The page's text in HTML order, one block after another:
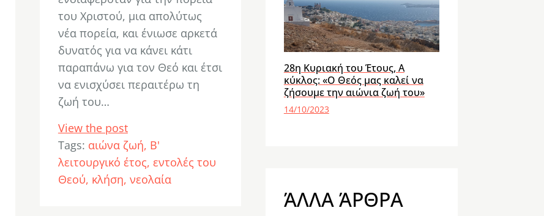
του Χριστού, μια απολύτως
νέα πορεία, και ένιωσε αρκετά
δυνατός για να κάνει κάτι
παραπάνω για τον Θεό και έτσι
να ενισχύσει περαιτέρω τη
ζωή του…
View the post
Tags: αιώνα ζωή Β'
λειτουργικό έτος εντολές του
Θεού κλήση νεολαία
28η Κυριακή του Έτους, Α
κύκλος: «Ο Θεός μας καλεί να
ζήσουμε την αιώνια ζωή του»
14/10/2023
ΆΛΛΑ ΆΡΘΡΑ